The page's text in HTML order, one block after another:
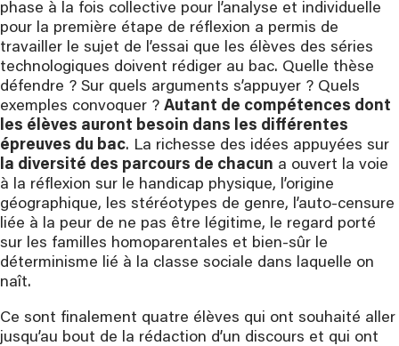
phase à la fois collective pour l’analyse et individuelle
pour la première étape de réflexion a permis de
travailler le sujet de l’essai que les élèves des séries
technologiques doivent rédiger au bac. Quelle thèse
défendre ? Sur quels arguments s’appuyer ? Quels
exemples convoquer ? Autant de compétences dont
les élèves auront besoin dans les différentes
épreuves du bac. La richesse des idées appuyées sur
la diversité des parcours de chacun a ouvert la voie
à la réflexion sur le handicap physique, l’origine
géographique, les stéréotypes de genre, l’auto-censure
liée à la peur de ne pas être légitime, le regard porté
sur les familles homoparentales et bien-sûr le
déterminisme lié à la classe sociale dans laquelle on
naît.
Ce sont finalement quatre élèves qui ont souhaité aller
jusqu’au bout de la rédaction d’un discours et qui ont